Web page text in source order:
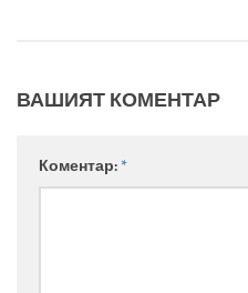
ВАШИЯТ КОМЕНТАР
Коментар:*